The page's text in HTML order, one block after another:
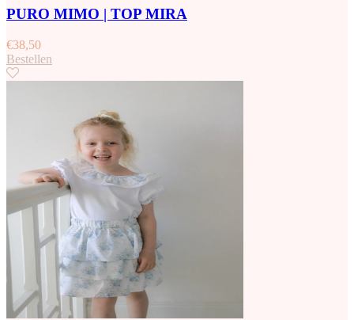
PURO MIMO | TOP MIRA
€38,50
Bestellen